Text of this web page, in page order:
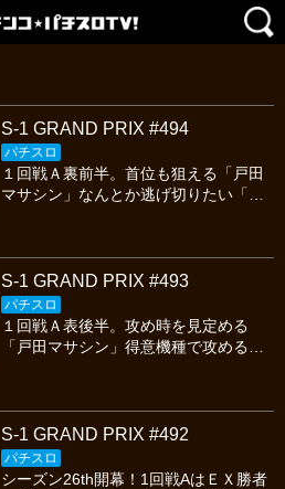
S-1 GRAND PRIX #494
パチスロ
１回戦Ａ裏前半。首位も狙える「戸田
マサシン」なんとか逃げ切りたい「八
トバトルを見逃すな!
S-1 GRAND PRIX #493
パチスロ
１回戦Ａ表後半。攻め時を見定める
「戸田マサシン」得意機種で攻める
トバトルを見逃すな!
S-1 GRAND PRIX #492
パチスロ
シーズン26th開幕！1回戦AはＥＸ勝者